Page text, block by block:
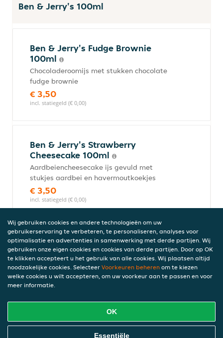
Ben & Jerry's 100ml
Ben & Jerry's Fudge Brownie
100ml
Chocoladeroomijs met stukken chocolate
fudge brownie
€ 3,50
incl. statiegeld (€ 0,00)
Ben & Jerry's Strawberry
Cheesecake 100ml
Aardbeiencheesecake ijs gevuld met
stukjes aardbei en havermoutkoekjes
€ 3,50
incl. statiegeld (€ 0,00)
Ben & Jerry's Cookie Dough
100ml
Vanilleroomijs met stukken chocolate chip
koekjesdeeg
€ 3,50
Online Eten Bestellen
Wij gebruiken cookies en andere technologieën om uw
gebruikerservaring te verbeteren, te personaliseren, analyses voor
optimalisatie en advertenties in samenwerking met derde partijen. Wij
gebruiken onze eigen cookies en cookies van derde partijen. Door op OK
te klikken accepteert u het gebruik van alle cookies. Wij plaatsen altijd
noodzakelijke cookies. Selecteer Voorkeuren beheren om te kiezen
welke cookies u wilt accepteren, om uw voorkeur aan te passen en voor
meer informatie.
OK
Essentiële